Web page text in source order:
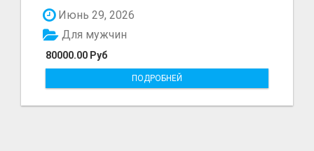
Июнь 29, 2026
80000.00 Руб
Для мужчин
ПОДРОБНЕЙ